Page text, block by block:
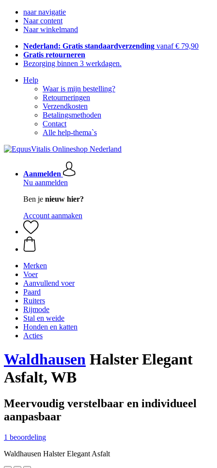
naar navigatie
Naar content
Naar winkelmand
Nederland: Gratis standaardverzending vanaf € 79,90
Gratis retourneren
Bezorging binnen 3 werkdagen.
Help
Waar is mijn bestelling?
Retourneringen
Verzendkosten
Betalingsmethoden
Contact
Alle help-thema`s
Aanmelden
Nu aanmelden
Ben je nieuw hier?
Account aanmaken
Merken
Voer
Aanvullend voer
Paard
Ruiters
Rijmode
Stal en weide
Honden en katten
Acties
Waldhausen Halster Elegant
Asfalt, WB
Meervoudig verstelbaar en individueel
aanpasbaar
1 beoordeling
Waldhausen Halster Elegant Asfalt